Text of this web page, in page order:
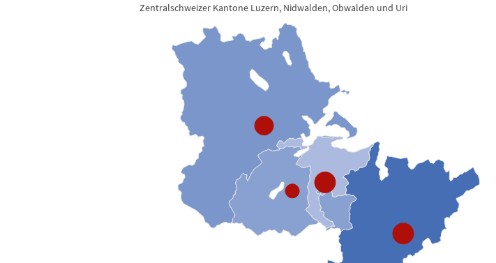
Krebs: Inzidenz- und Mortalitätsrate, Frauen 2016-2020
Map of unspecified region with 3 data series.
Zentralschweizer Kantone Luzern, Nidwalden, Obwalden und Uri
View as data table, Krebs: Inzidenz- und Mortalitätsrate, Frauen 2016-2020
Zentralschweizer Kantone Luzern, Nidwalden, Obwalden und Uri